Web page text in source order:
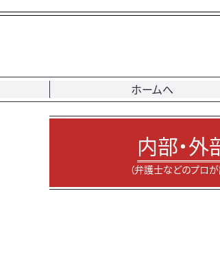
ホームへ
内部・外
（弁護士などのプロ